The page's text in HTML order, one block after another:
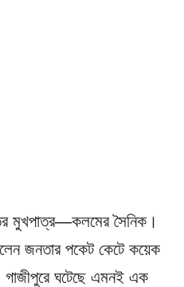
মুখপাত্র—কলমের সৈনিক।
জনতার পকেট কেটে কয়েক
গাজীপুরে ঘটেছে এমনই এক